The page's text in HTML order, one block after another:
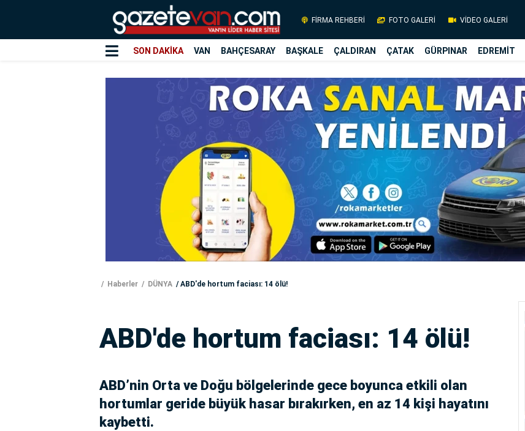
FİRMA REHBERİ FOTO GALERİ VİDEO GALERİ
SON DAKİKA VAN BAHÇESARAY BAŞKALE ÇALDIRAN ÇATAK GÜRPINAR EDREMİT
Haberler DÜNYA ABD'de hortum faciası: 14 ölü!
ABD'de hortum faciası: 14 ölü!
ABD’nin Orta ve Doğu bölgelerinde gece boyunca etkili olan
hortumlar geride büyük hasar bırakırken, en az 14 kişi hayatını
kaybetti.